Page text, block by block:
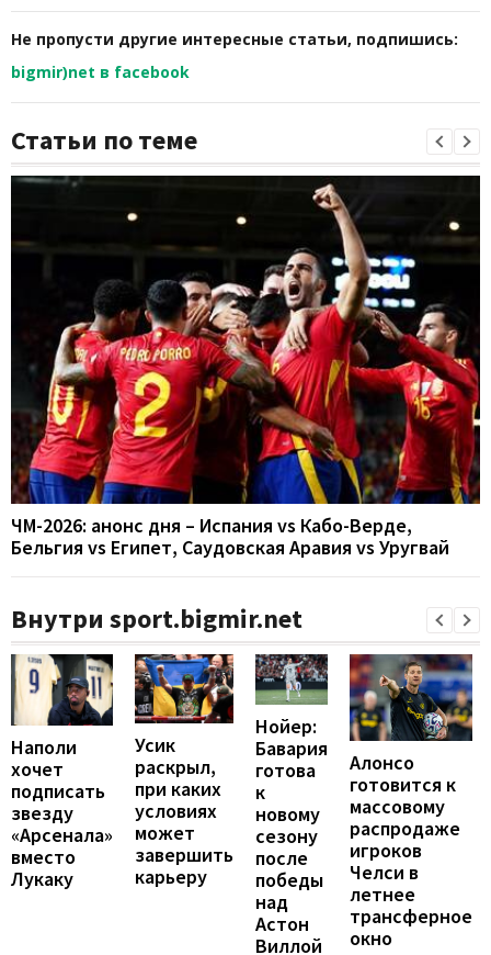
Не пропусти другие интересные статьи, подпишись:
bigmir)net в facebook
Статьи по теме
ЧМ-2026: анонс дня – Испания vs Кабо-Верде,
Бельгия vs Египет, Саудовская Аравия vs Уругвай
Внутри sport.bigmir.net
Наполи
хочет
подписать
звезду
«Арсенала»
вместо
Лукаку
Усик
раскрыл,
при каких
условиях
может
завершить
карьеру
Нойер:
Бавария
готова
к
новому
сезону
после
победы
над
Астон
Виллой
Алонсо
готовится к
массовому
распродаже
игроков
Челси в
летнее
трансферное
окно